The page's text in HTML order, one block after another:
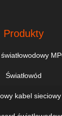
Produkty
Światłowód
kabel sieciowy